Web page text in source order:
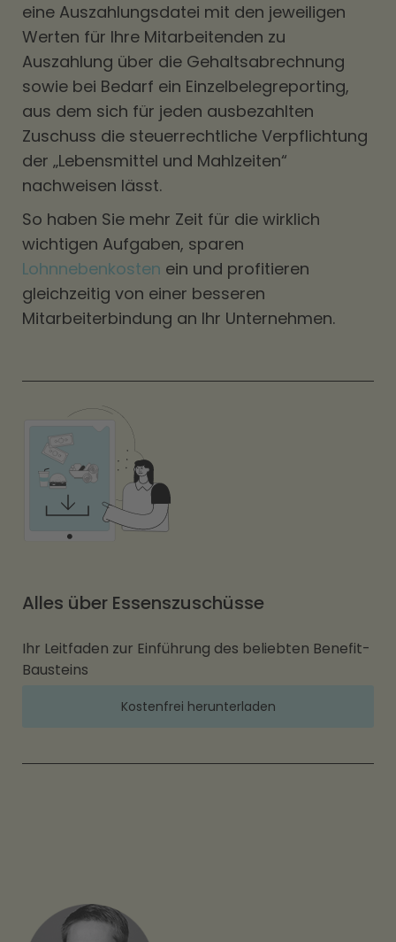
eine Auszahlungsdatei mit den jeweiligen
Werten für Ihre Mitarbeitenden zu
Auszahlung über die Gehaltsabrechnung
sowie bei Bedarf ein Einzelbelegreporting,
aus dem sich für jeden ausbezahlten
Zuschuss die steuerrechtliche Verpflichtung
der „Lebensmittel und Mahlzeiten“
nachweisen lässt.
So haben Sie mehr Zeit für die wirklich
wichtigen Aufgaben, sparen
Lohnnebenkosten ein und profitieren
gleichzeitig von einer besseren
Mitarbeiterbindung an Ihr Unternehmen.
Alles über Essenszuschüsse
Ihr Leitfaden zur Einführung des beliebten Benefit-
Bausteins
Kostenfrei herunterladen